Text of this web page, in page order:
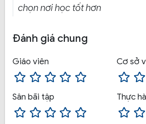
Đồng Tâm luôn mong muốn học
có những trải nghiệm tuyệt vời nhất,
mỗi khóa học không chỉ là có một
mà còn có những kỹ năng thuần
một công việc tốt.
chọn nơi học tốt hơn
Đánh giá chung
Giáo viên Cơ sở
Sân bãi tập Thực